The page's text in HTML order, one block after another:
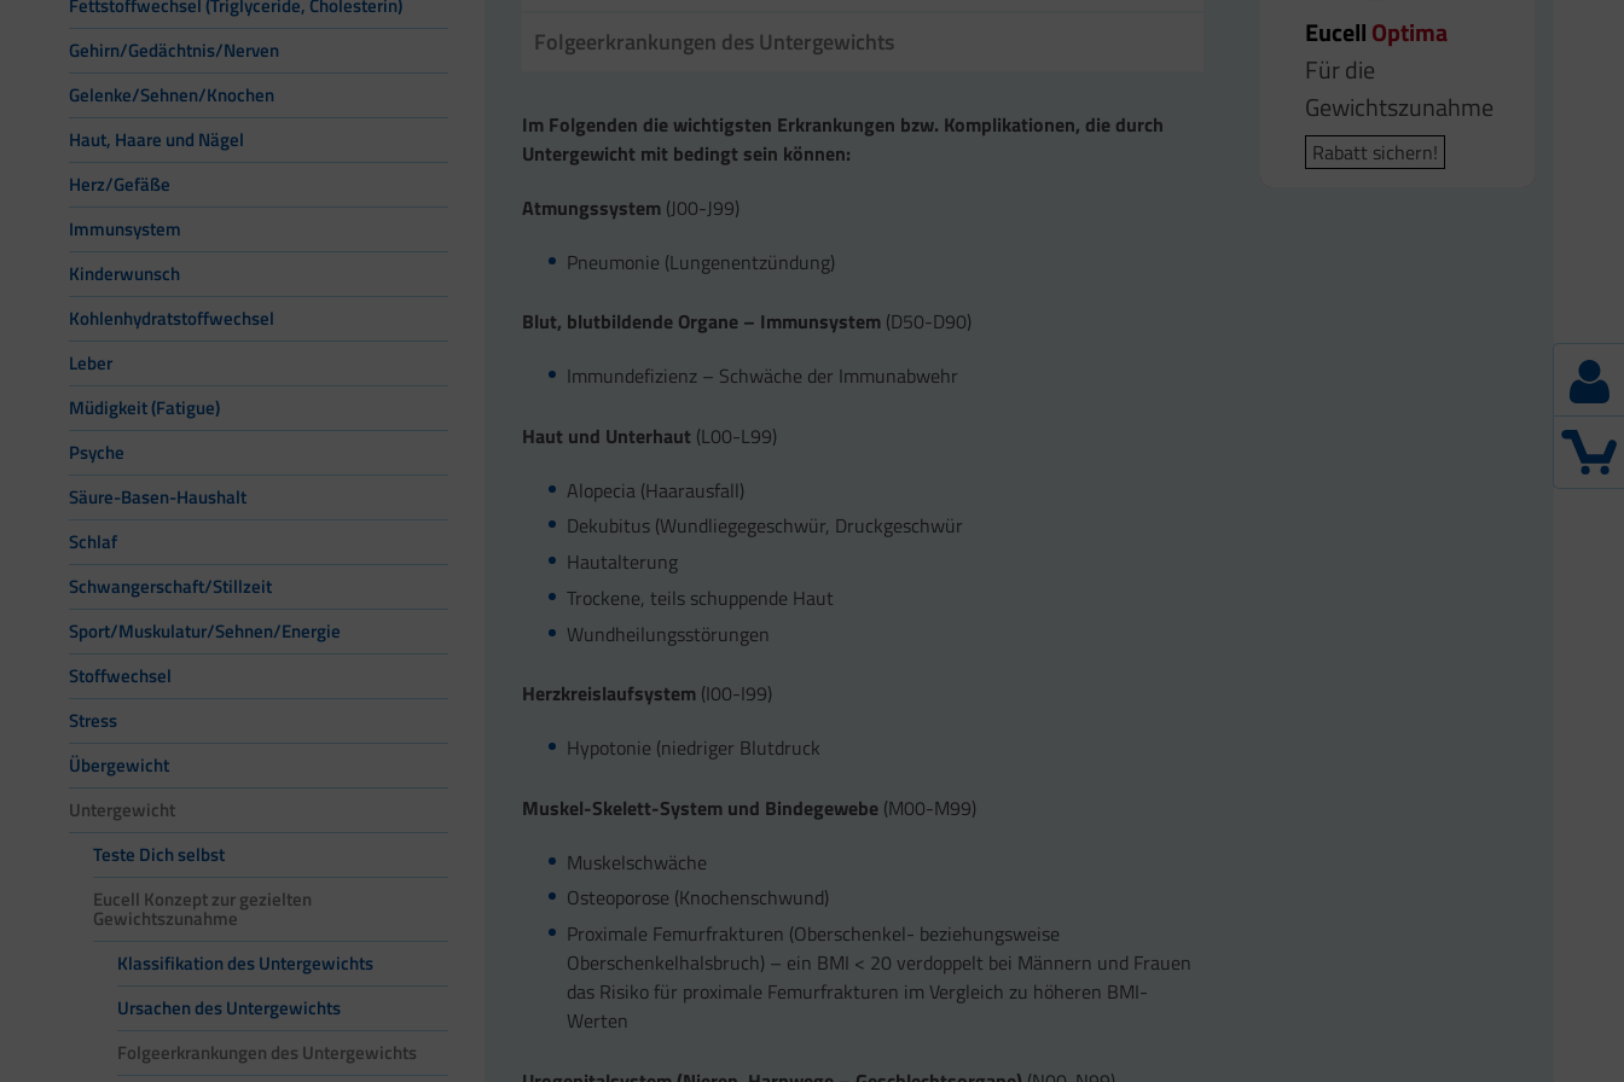
Fettstoffwechsel (Triglyceride, Cholesterin)
Gehirn/Gedächtnis/Nerven
Gelenke/Sehnen/Knochen
Haut, Haare und Nägel
Herz/Gefäße
Immunsystem
Kinderwunsch
Kohlenhydratstoffwechsel
Leber
Müdigkeit (Fatigue)
Psyche
Säure-Basen-Haushalt
Schlaf
Schwangerschaft/Stillzeit
Sport/Muskulatur/Sehnen/Energie
Stoffwechsel
Stress
Übergewicht
Untergewicht
Teste Dich selbst
Eucell Konzept zur gezielten
Gewichtszunahme
Klassifikation des Untergewichts
Ursachen des Untergewichts
Folgeerkrankungen des Untergewichts
Folgeerkrankungen des Untergewichts
Im Folgenden die wichtigsten Erkrankungen bzw. Komplikationen, die durch
Untergewicht mit bedingt sein können:
Atmungssystem (J00-J99)
Pneumonie (Lungenentzündung)
Blut, blutbildende Organe – Immunsystem (D50-D90)
Immundefizienz – Schwäche der Immunabwehr
Haut und Unterhaut (L00-L99)
Alopecia (Haarausfall)
Dekubitus (Wundliegegeschwür, Druckgeschwür
Hautalterung
Trockene, teils schuppende Haut
Wundheilungsstörungen
Herzkreislaufsystem (I00-I99)
Hypotonie (niedriger Blutdruck
Muskel-Skelett-System und Bindegewebe (M00-M99)
Muskelschwäche
Osteoporose (Knochenschwund)
Proximale Femurfrakturen (Oberschenkel- beziehungsweise
Oberschenkelhalsbruch) – ein BMI < 20 verdoppelt bei Männern und Frauen
das Risiko für proximale Femurfrakturen im Vergleich zu höheren BMI-
Werten
EucellOptima
Für die
Gewichtszunahme
Rabatt sichern!
EucellQ10 Plus
Für den
Energiestoffwechsel
Rabatt sichern!